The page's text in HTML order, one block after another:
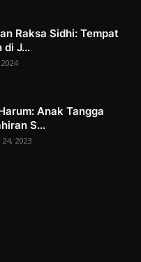
Raksa Sidhi: Tempat
di J...
Anak Tangga
S...
2023